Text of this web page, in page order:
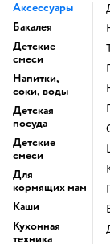
Аксессуары
Бакалея
Детские
смеси
Напитки,
соки, воды
Детская
посуда
Детские
смеси
Для
кормящих мам
Каши
Кухонная
техника